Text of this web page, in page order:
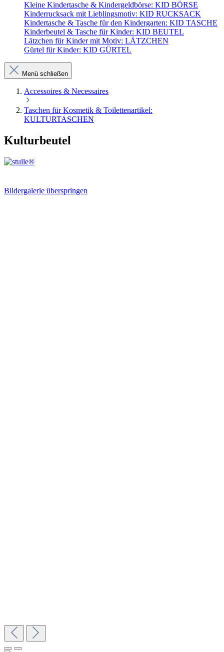
Kleine Kindertasche & Kindergeldbörse: KID BÖRSE
Kinderrucksack mit Lieblingsmotiv: KID RUCKSACK
Kindertasche & Tasche für den Kindergarten: KID TASCHE
Kinderbeutel & Tasche für Kinder: KID BEUTEL
Lätzchen für Kinder mit Motiv: LÄTZCHEN
Gürtel für Kinder: KID GÜRTEL
Menü schließen
Accessoires & Necessaires
Taschen für Kosmetik & Toilettenartikel:
KULTURTASCHEN
Kulturbeutel
Bildergalerie überspringen